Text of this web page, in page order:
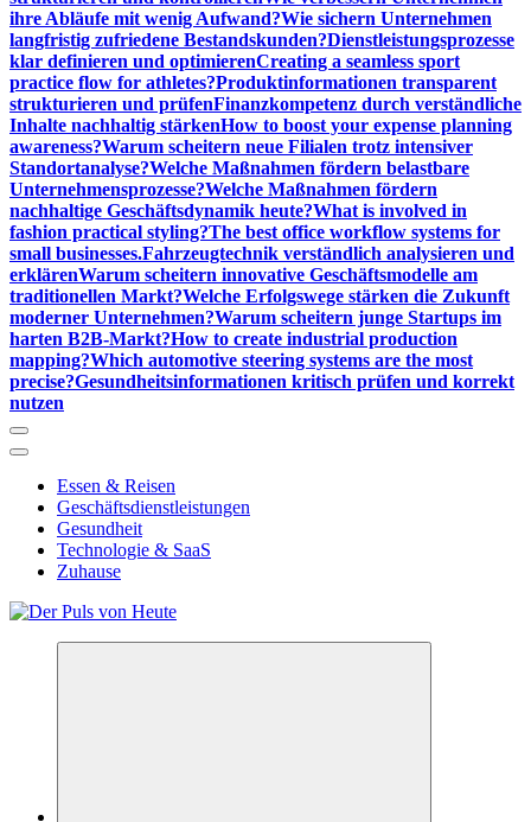
ihre Abläufe mit wenig Aufwand?Wie sichern Unternehmen
langfristig zufriedene Bestandskunden?Dienstleistungsprozesse
klar definieren und optimierenCreating a seamless sport
practice flow for athletes?Produktinformationen transparent
strukturieren und prüfenFinanzkompetenz durch verständliche
Inhalte nachhaltig stärkenHow to boost your expense planning
awareness?Warum scheitern neue Filialen trotz intensiver
Standortanalyse?Welche Maßnahmen fördern belastbare
Unternehmensprozesse?Welche Maßnahmen fördern
nachhaltige Geschäftsdynamik heute?What is involved in
fashion practical styling?The best office workflow systems for
small businesses.Fahrzeugtechnik verständlich analysieren und
erklärenWarum scheitern innovative Geschäftsmodelle am
traditionellen Markt?Welche Erfolgswege stärken die Zukunft
moderner Unternehmen?Warum scheitern junge Startups im
harten B2B-Markt?How to create industrial production
mapping?Which automotive steering systems are the most
precise?Gesundheitsinformationen kritisch prüfen und korrekt
nutzen
Essen & Reisen
Geschäftsdienstleistungen
Gesundheit
Technologie & SaaS
Zuhause
Meldungen die Resonanz finden